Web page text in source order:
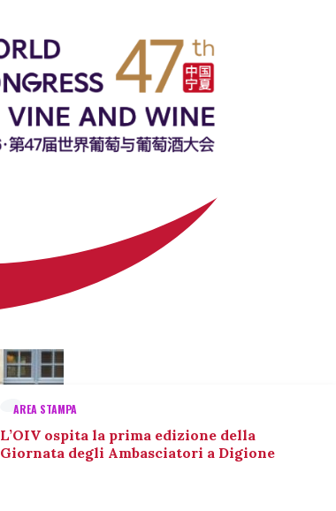
AREA STAMPA
L’OIV ospita la prima edizione della
Giornata degli Ambasciatori a Digione